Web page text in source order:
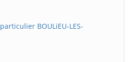
BOULiEU-LES-